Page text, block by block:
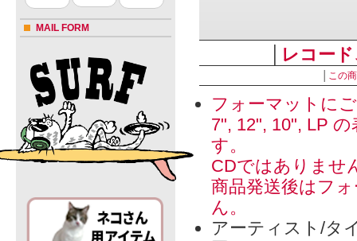
MAIL FORM
レコー
この
フォーマットに
7", 12", 10", LP
す。
CDではありませ
商品発送後はフ
ん。
アーティスト/タ